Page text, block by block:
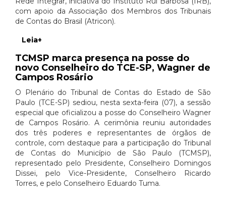
com apoio da Associação dos Membros dos Tribunais
de Contas do Brasil (Atricon).
Leia+
TCMSP marca presença na posse do
novo Conselheiro do TCE-SP, Wagner de
Campos Rosário
O Plenário do Tribunal de Contas do Estado de São
Paulo (TCE-SP) sediou, nesta sexta-feira (07), a sessão
especial que oficializou a posse do Conselheiro Wagner
de Campos Rosário. A cerimônia reuniu autoridades
dos três poderes e representantes de órgãos de
controle, com destaque para a participação do Tribunal
de Contas do Município de São Paulo (TCMSP),
representado pelo Presidente, Conselheiro Domingos
Dissei, pelo Vice-Presidente, Conselheiro Ricardo
Torres, e pelo Conselheiro Eduardo Tuma.